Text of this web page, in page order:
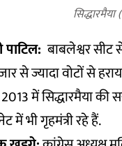
पाटिल: बाबलेश्वर सीट
से ज्यादा वोटों से
में सिद्धारमैया की
में भी गृहमंत्री रहे हैं.